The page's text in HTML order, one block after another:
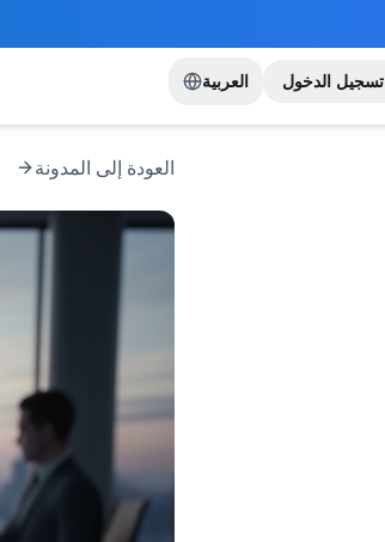
العربية تسجيل الدخول
العودة إلى المدونة